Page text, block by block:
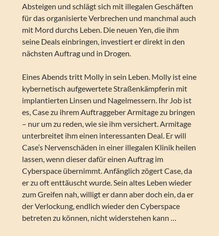
Absteigen und schlägt sich mit illegalen Geschäften
für das organisierte Verbrechen und manchmal auch
mit Mord durchs Leben. Die neuen Yen, die ihm
seine Deals einbringen, investiert er direkt in den
nächsten Auftrag und in Drogen.
Eines Abends tritt Molly in sein Leben. Molly ist eine
kybernetisch aufgewertete Straßenkämpferin mit
implantierten Linsen und Nagelmessern. Ihr Job ist
es, Case zu ihrem Auftraggeber Armitage zu bringen
– nur um zu reden, wie sie ihm versichert. Armitage
unterbreitet ihm einen interessanten Deal. Er will
Case’s Nervenschäden in einer illegalen Klinik heilen
lassen, wenn dieser dafür einen Auftrag im
Cyberspace übernimmt. Anfänglich zögert Case, da
er zu oft enttäuscht wurde. Sein altes Leben wieder
zum Greifen nah, willigt er dann aber doch ein, da er
der Verlockung, endlich wieder den Cyberspace
betreten zu können, nicht widerstehen kann …